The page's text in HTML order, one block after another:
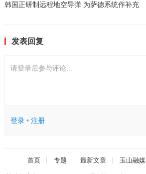
韩国正研制远程地空导弹 为萨德系统作补充
发表回复
请登录后参与评论...
登录• 注册
首页 专题 最新文章 玉山融媒